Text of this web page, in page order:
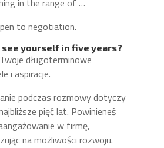
in the range of …
to negotiation.
see yourself in five years?
długoterminowe
i aspiracje.
podczas rozmowy dotyczy
pięć lat. Powinieneś
w firmę,
na możliwości rozwoju.